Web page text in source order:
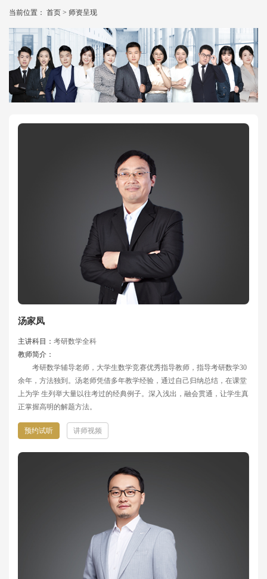
当前位置： 首页 > 师资呈现
汤家凤
主讲科目： 考研数学全科
教师简介：
考研数学辅导老师，大学生数学竞赛优秀指导教师，指导考研数学30
余年，方法独到。汤老师凭借多年教学经验，通过自己归纳总结，在课堂
上为学 生列举大量以往考过的经典例子。深入浅出，融会贯通，让学生真
正掌握高明的解题方法。
预约试听 讲师视频